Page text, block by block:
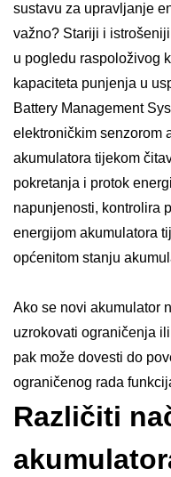
sustavu za upravljanje
važno? Stariji i
u pogledu raspoloživog
kapaciteta punjenja u
Battery Management
elektroničkim senzorom
akumulatora tijekom
pokretanja i protok
napunjenosti, kontrolira
energijom akumulatora
općenitom stanju
Ako se novi akumulator
uzrokovati ograničenja
pak može dovesti do
ograničenog rada
Različiti